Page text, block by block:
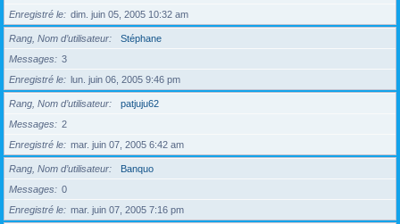
Enregistré le
dim. juin 05, 2005 10:32 am
Rang, Nom d’utilisateur
Stéphane
Messages
3
Enregistré le
lun. juin 06, 2005 9:46 pm
Rang, Nom d’utilisateur
patjuju62
Messages
2
Enregistré le
mar. juin 07, 2005 6:42 am
Rang, Nom d’utilisateur
Banquo
Messages
0
Enregistré le
mar. juin 07, 2005 7:16 pm